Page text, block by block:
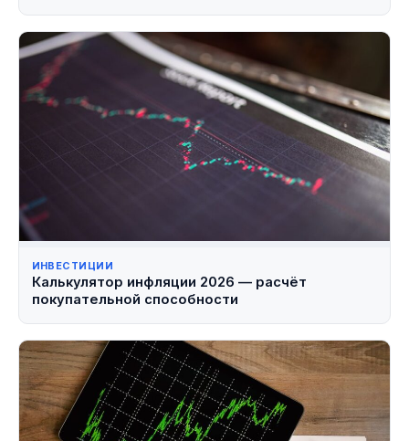
ИНВЕСТИЦИИ
Калькулятор инфляции 2026 — расчёт
покупательной способности